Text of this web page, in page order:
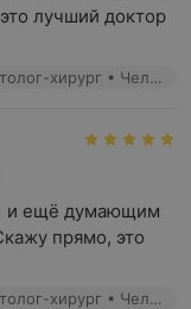
даёт
вариант
лучший доктор
Шабанович А. Б. - Имплантолог • Стоматолог-хирург • Челюстно-лицевой хирург
и ещё думающим
прямо, это
Шабанович А. Б. - Имплантолог • Стоматолог-хирург • Челюстно-лицевой хирург